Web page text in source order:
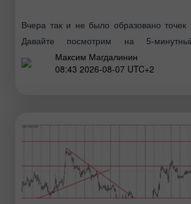
Вчера так и не было образовано точек
Давайте посмотрим на 5-
разберемся с тем, что там
утреннем прогнозе я обращал внимание
Максим Магдалинин
08:43 2026-08-07 UTC+2